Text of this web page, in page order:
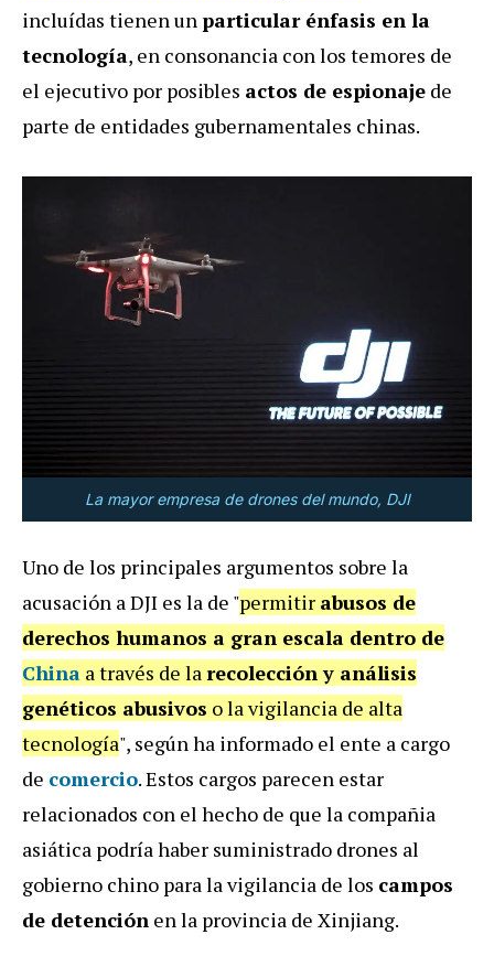
incluídas tienen unparticular énfasis en la
tecnología, en consonancia con los temores de
el ejecutivo por posibles actos de espionaje de
parte de entidades gubernamentales chinas.
La mayor empresa de drones del mundo, DJI
Uno de los principales argumentos sobre la
acusación a DJI es la de "permitir abusos de
derechos humanos a gran escala dentro de
China a través de larecolección y análisis
genéticos abusivos o la vigilancia de alta
tecnología", según ha informado el ente a cargo
de comercio. Estos cargos parecen estar
relacionados con el hecho de que la compañia
asiática podría haber suministrado drones al
gobierno chino para la vigilancia de los campos
de detención en la provincia de Xinjiang.